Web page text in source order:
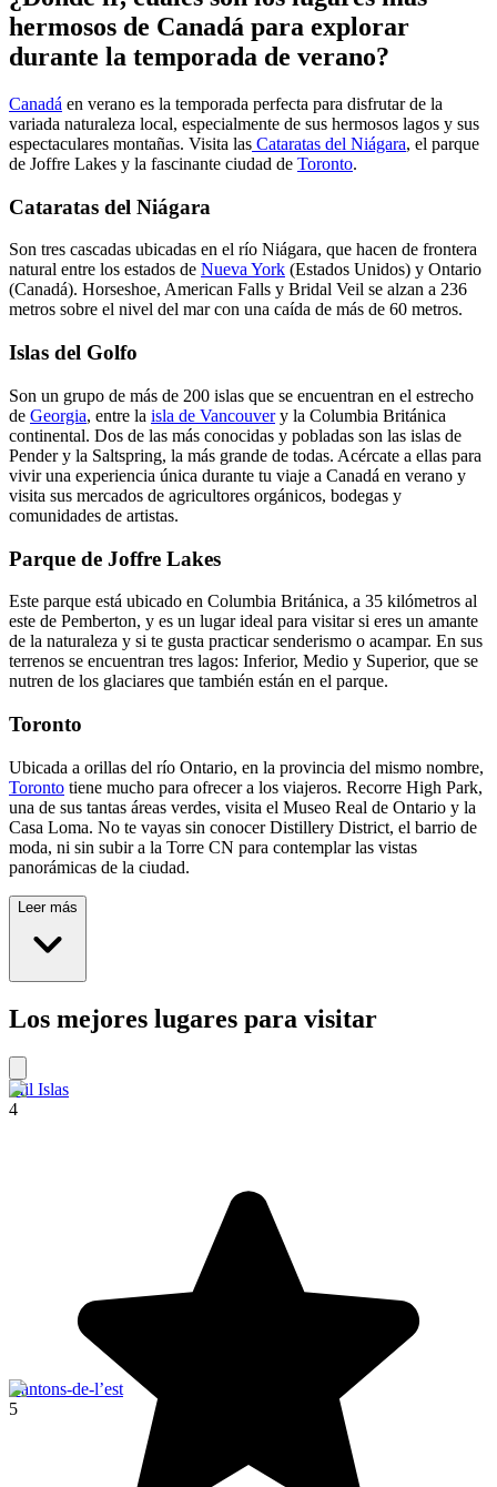
hermosos de Canadá para explorar
durante la temporada de verano?
Canadá en verano es la temporada perfecta para disfrutar de la
variada naturaleza local, especialmente de sus hermosos lagos y sus
espectaculares montañas. Visita las Cataratas del Niágara, el parque
de Joffre Lakes y la fascinante ciudad de Toronto.
Cataratas del Niágara
Son tres cascadas ubicadas en el río Niágara, que hacen de frontera
natural entre los estados de Nueva York (Estados Unidos) y Ontario
(Canadá). Horseshoe, American Falls y Bridal Veil se alzan a 236
metros sobre el nivel del mar con una caída de más de 60 metros.
Islas del Golfo
Son un grupo de más de 200 islas que se encuentran en el estrecho
de Georgia, entre la isla de Vancouvery la Columbia Británica
continental. Dos de las más conocidas y pobladas son las islas de
Pender y la Saltspring, la más grande de todas. Acércate a ellas para
vivir una experiencia única durante tu viaje a Canadá en verano y
visita sus mercados de agricultores orgánicos, bodegas y
comunidades de artistas.
Parque de Joffre Lakes
Este parque está ubicado en Columbia Británica, a 35 kilómetros al
este de Pemberton, y es un lugar ideal para visitar si eres un amante
de la naturaleza y si te gusta practicar senderismo o acampar. En sus
terrenos se encuentran tres lagos: Inferior, Medio y Superior, que se
nutren de los glaciares que también están en el parque.
Toronto
Ubicada a orillas del río Ontario, en la provincia del mismo nombre,
Toronto tiene mucho para ofrecer a los viajeros. Recorre High Park,
una de sus tantas áreas verdes, visita el Museo Real de Ontario y la
Casa Loma. No te vayas sin conocer Distillery District, el barrio de
moda, ni sin subir a la Torre CN para contemplar las vistas
panorámicas de la ciudad.
Leer más
Los mejores lugares para visitar
Mil Islas
4
Cantons-de-l’est
5